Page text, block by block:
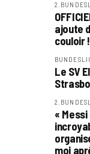
ajoute
couloir !
Le SV
«
moi